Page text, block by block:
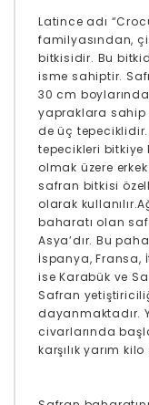
Latince adı
familyasından,
bitkisidir. Bu
isme sahiptir.
30 cm
yapraklara sahip
de üç
tepecikleri
olmak üzere
safran bitkisi
olarak
baharatı olan
Asya’dır. Bu
İspanya, Fransa,
ise Karabük ve
Safran
dayanmaktadır.
civarlarında
karşılık yarım